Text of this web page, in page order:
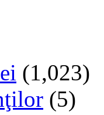
(1,023)
(5)